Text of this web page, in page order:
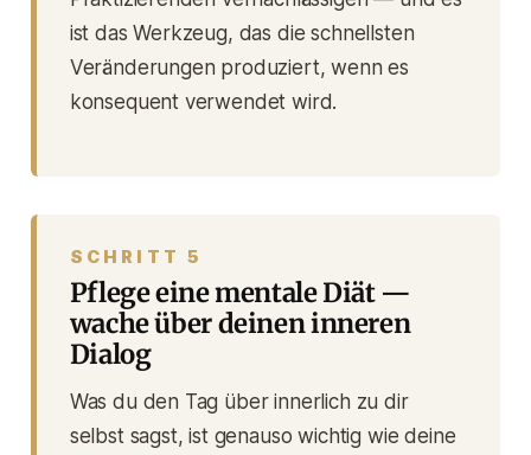
ist das Werkzeug, das die schnellsten
Veränderungen produziert, wenn es
konsequent verwendet wird.
SCHRITT 5
Pflege eine mentale Diät —
wache über deinen inneren
Dialog
Was du den Tag über innerlich zu dir
selbst sagst, ist genauso wichtig wie deine